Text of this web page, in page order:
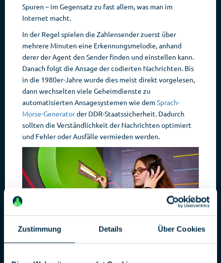
Zustimmung Details Über Cookies
Spuren – im Gegensatz zu fast allem, was man im
Internet macht.
In der Regel spielen die Zahlensender zuerst über
mehrere Minuten eine Erkennungsmelodie, anhand
derer der Agent den Sender finden und einstellen kann.
Danach folgt die Ansage der codierten Nachrichten. Bis
in die 1980er-Jahre wurde dies meist direkt vorgelesen,
dann wechselten viele Geheimdienste zu
automatisierten Ansagesystemen wie dem Sprach-
Morse-Generatorder DDR-Staatssicherheit. Dadurch
sollten die Verständlichkeit der Nachrichten optimiert
und Fehler oder Ausfälle vermieden werden.
An einer interaktiven Station im Deutschen
Spionagemuseum können Besucher nach einem